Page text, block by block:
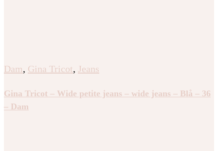
Dam, Gina Tricot, Jeans
Gina Tricot – Wide petite jeans – wide jeans – Blå – 36
– Dam